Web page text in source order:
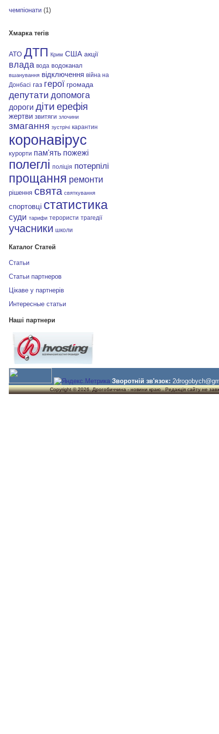
чемпіонати(1)
Хмарка тегів
АТО ДТП Крим США акції
влада вода водоканал
вшанування відключення війна на
Донбасі газ герої громада
депутати допомога
дороги діти ерефія
жертви звитяги злочини
змагання зустрічі карантин
коронавірус
курорти пам'ять пожежі
полеглі поліція потерпілі
прощання ремонти
рішення свята святкування
спортовці статистика
суди тарифи терористи трагедії
учасники школи
Каталог Статей
Статьи
Статьи партнеров
Цікаве у партнерів
Интересные статьи
Наші партнери
Зворотній зв'язок:
Copyright © 2026. Дрогобиччина - новини краю . Редакція сайту не